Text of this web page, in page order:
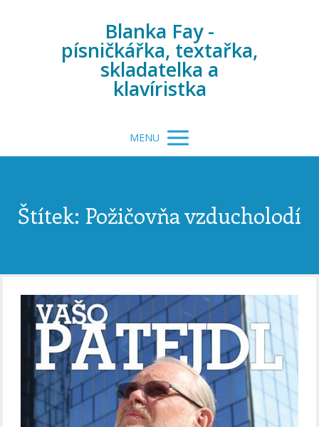
Blanka Fay -
písničkářka, textařka,
skladatelka a
klavíristka
MENU
Štítek: Požičovňa vzducholodí